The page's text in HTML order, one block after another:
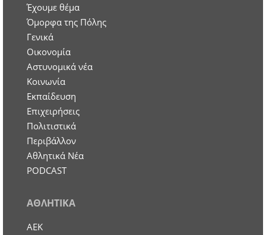
Έχουμε θέμα
Όμορφα της Πόλης
Γενικά
Οικονομία
Aστυνομικά νέα
Κοινωνία
Εκπαίδευση
Επιχειρήσεις
Πολιτιστικά
Περιβάλλον
Αθλητικά Νέα
PODCAST
ΑΘΛΗΤΙΚΑ
ΑΕΚ